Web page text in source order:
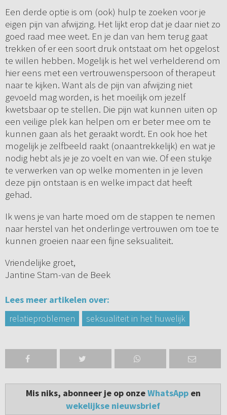
Een derde optie is om (ook) hulp te zoeken voor je
eigen pijn van afwijzing. Het lijkt erop dat je daar niet zo
goed raad mee weet. En je dan van hem terug gaat
trekken of er een soort druk ontstaat om het opgelost
te willen hebben. Mogelijk is het wel verhelderend om
hier eens met een vertrouwenspersoon of therapeut
naar te kijken. Want als de pijn van afwijzing niet
gevoeld mag worden, is het moeilijk om jezelf
kwetsbaar op te stellen. Die pijn wat kunnen uiten op
een veilige plek kan helpen om er beter mee om te
kunnen gaan als het geraakt wordt. En ook hoe het
mogelijk je zelfbeeld raakt (onaantrekkelijk) en wat je
nodig hebt als je je zo voelt en van wie. Of een stukje
te verwerken van op welke momenten in je leven
deze pijn ontstaan is en welke impact dat heeft
gehad.
Ik wens je van harte moed om de stappen te nemen
naar herstel van het onderlinge vertrouwen om toe te
kunnen groeien naar een fijne seksualiteit.
Vriendelijke groet,
Jantine Stam-van de Beek
Lees meer artikelen over:
relatieproblemen
seksualiteit in het huwelijk
Mis niks, abonneer je op onzeWhatsAppen
wekelijkse nieuwsbrief